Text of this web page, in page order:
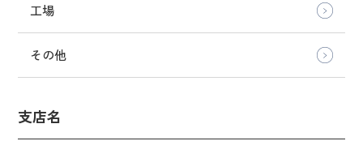
工場
その他
支店名